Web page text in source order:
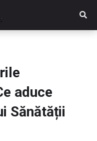
aduce
Sănătății